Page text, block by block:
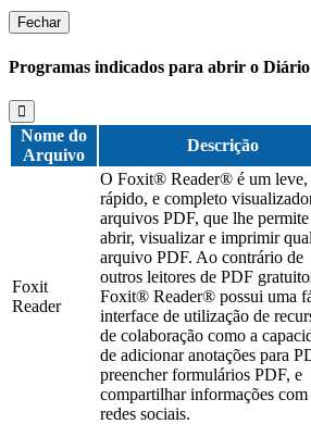
Fechar
Programas indicados para abrir o
Nome do
Arquivo
Descrição
Foxit
Reader
O Foxit® Reader® é um leve,
rápido, e completo
arquivos PDF, que lhe permite
abrir, visualizar e imprimir
arquivo PDF. Ao contrário de
outros leitores de PDF
Foxit® Reader® possui uma
interface de utilização de
de colaboração como a
de adicionar anotações para
preencher formulários PDF, e
compartilhar informações com
redes sociais.